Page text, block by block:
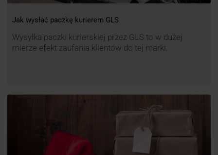
Jak wysłać paczkę kurierem GLS
Wysyłka paczki kurierskiej przez GLS to w dużej
mierze efekt zaufania klientów do tej marki.